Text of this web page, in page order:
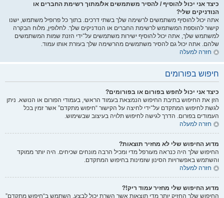
כיצד אני יכול להוסיף / להסיר משתמשים אל/מתוך רשימת החברים או
הנודניקים שלי?
אתה יכול להוסיף משתמשים לרשימה שלך בשתי דרכים. בתוך כל פרופיל משתמש, ישנו
קישור להוספת המשתמש לרשימת החברים או הנודניקים שלך. לחלופין, מלוח הבקרה
למשתמש שלך, אתה יכול להוסיף ישירות משתמשים על־ידי הזנת שמות המשתמשים
שלהם. אתה יכול גם להסיר משתמשים מהרשימה שלך בעזרת אותו עמוד.
חזרה למעלה
חיפוש בפורומים
כיצד אני יכול לחפש בפורום או בפורומים?
הזן את החיפוש בתיבת החיפוש הנמצאת בעמוד הראשי, בעמודי הפורום או הנושא. ניתן
לגשת לחיפוש המתקדם על־ידי לחיצה על הקישור “חיפוש מתקדם” אשר זמין בכל
העמודים בפורום. הדרך לגישה לחיפוש תלויה בעיצוב שבשימוש.
חזרה למעלה
מדוע החיפוש שלי לא מחזיר תוצאות?
החיפוש שלך היה כנראה מעורפל מדי ומכיל הרבה מונחים שכיחים. היה יותר ממוקד
והשתמש באפשרויות הסינון שזמינות בחיפוש המתקדם.
חזרה למעלה
מדוע החיפוש שלי מחזיר עמוד ריק!?
החיפוש שלך החזיק יותר מדי תוצאות אשר השרת יכול לבצע. השתמש ב“חיפוש מתקדם”